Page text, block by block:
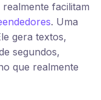
facilitam
. Uma
gera textos,
segundos,
que realmente